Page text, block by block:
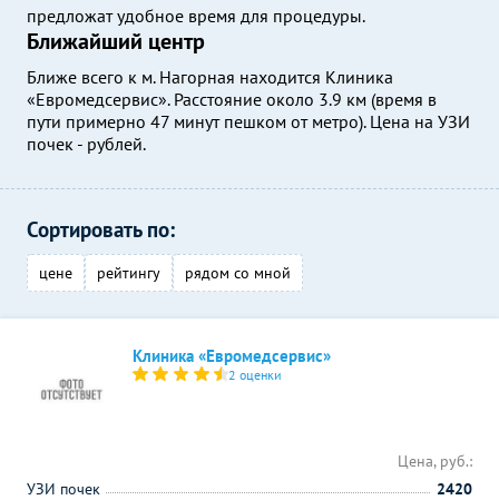
предложат удобное время для процедуры.
Ближайший центр
Ближе всего к м. Нагорная находится Клиника
«Евромедсервис». Расстояние около 3.9 км (время в
пути примерно 47 минут пешком от метро). Цена на УЗИ
почек - рублей.
Сортировать по:
цене рейтингу рядом со мной
Клиника «Евромедсервис»
2 оценки
Цена, руб.:
УЗИ почек
2420